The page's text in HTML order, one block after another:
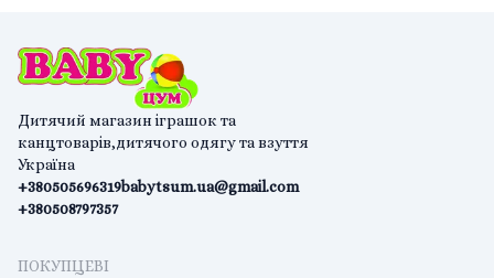
Дитячий магазин іграшок та
канцтоварів,дитячого одягу та взуття
Україна
+380505696319
+380508797357
babytsum.ua@gmail.com
ПОКУПЦЕВІ